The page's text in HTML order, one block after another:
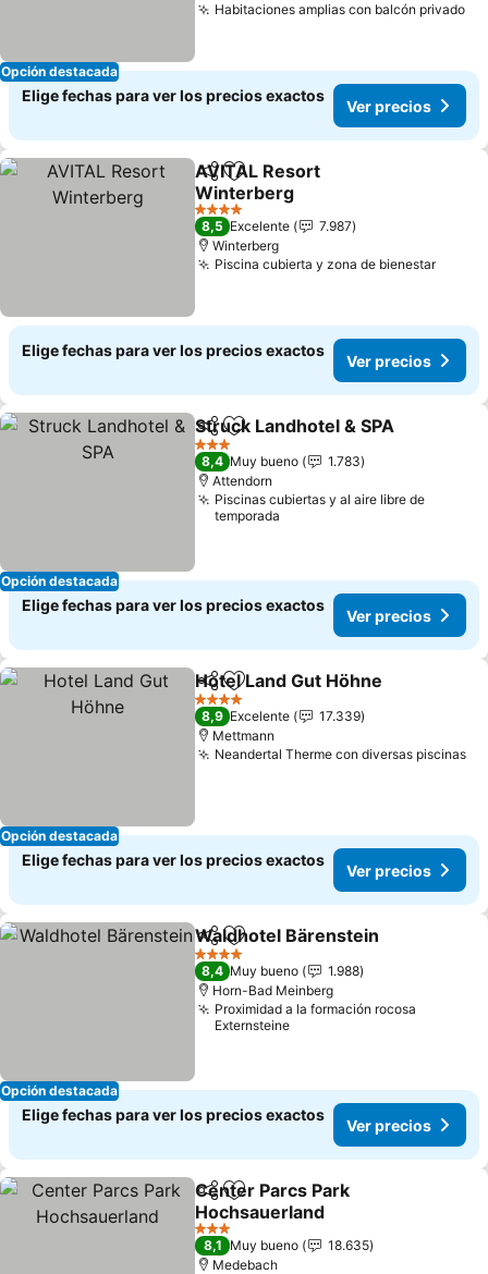
Opción destacada
Habitaciones amplias con balcón privado
Elige fechas para ver los precios exactos
Ver precios
CompartirAgregar a favoritos
AVITAL Resort
Winterberg
4 Estrellas
8,5 Excelente
7.987
Winterberg
Piscina cubierta y zona de bienestar
Elige fechas para ver los precios exactos
Ver precios
Opción destacada
CompartirAgregar a favoritos
Struck Landhotel & SPA
3 Estrellas
8,4 Muy bueno
1.783
Attendorn
Piscinas cubiertas y al aire libre de
temporada
Elige fechas para ver los precios exactos
Ver precios
Opción destacada
CompartirAgregar a favoritos
Hotel Land Gut Höhne
4 Estrellas
8,9 Excelente
17.339
Mettmann
Neandertal Therme con diversas piscinas
Elige fechas para ver los precios exactos
Ver precios
Opción destacada
CompartirAgregar a favoritos
Waldhotel Bärenstein
4 Estrellas
8,4 Muy bueno
1.988
Horn-Bad Meinberg
Proximidad a la formación rocosa
Externsteine
Elige fechas para ver los precios exactos
Ver precios
CompartirAgregar a favoritos
Center Parcs Park
Hochsauerland
3 Estrellas
8,1 Muy bueno
18.635
Medebach